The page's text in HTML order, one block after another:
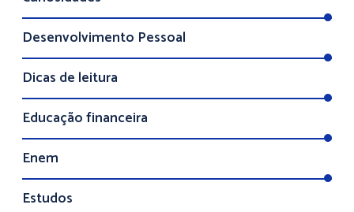
Desenvolvimento Pessoal
Dicas de leitura
Educação financeira
Enem
Estudos